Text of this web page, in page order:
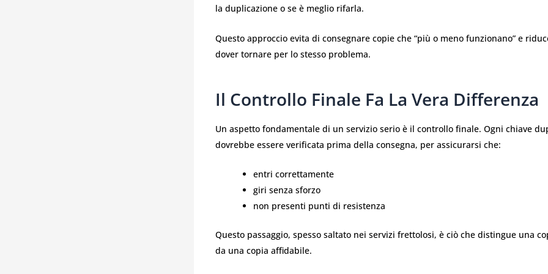
la duplicazione o se è meglio rifarla.
Questo approccio evita di consegnare copie che “più o meno funzionano” e
dover tornare per lo stesso problema.
Il Controllo Finale Fa La Vera Differenza
Un aspetto fondamentale di un servizio serio è il controllo finale. Ogni chiave
dovrebbe essere verificata prima della consegna, per assicurarsi che:
entri correttamente
giri senza sforzo
non presenti punti di resistenza
Questo passaggio, spesso saltato nei servizi frettolosi, è ciò che distingue una
da una copia affidabile.